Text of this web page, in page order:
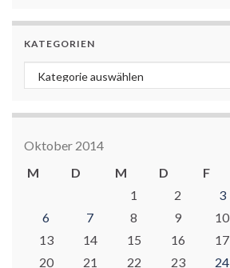
KATEGORIEN
Kategorien
Oktober 2014
M
D M D F
1
2 3
6
7 8 9 10
13
14 15 16 17
20
21 22 23 24